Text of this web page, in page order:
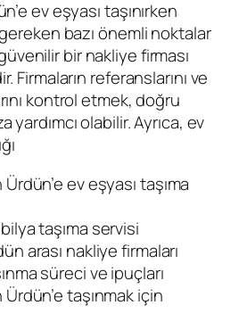
ev eşyası taşınırken
bazı önemli noktalar
bir nakliye firması
Firmaların referanslarını ve
kontrol etmek, doğru
yardımcı olabilir. Ayrıca, ev
ev eşyası taşıma
taşıma servisi
arası nakliye firmaları
süreci ve ipuçları
taşınmak için